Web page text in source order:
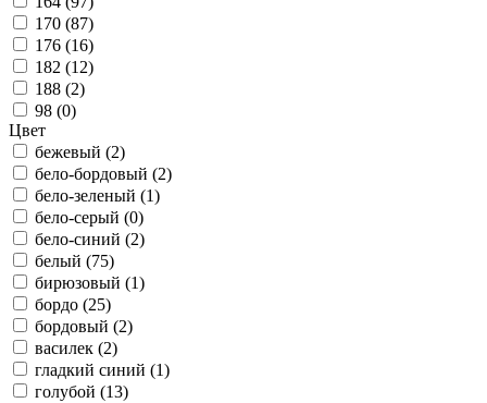
170 (87)
176 (16)
182 (12)
188 (2)
98 (0)
Цвет
бежевый (2)
бело-бордовый (2)
бело-зеленый (1)
бело-серый (0)
бело-синий (2)
белый (75)
бирюзовый (1)
бордо (25)
бордовый (2)
василек (2)
гладкий синий (1)
голубой (13)